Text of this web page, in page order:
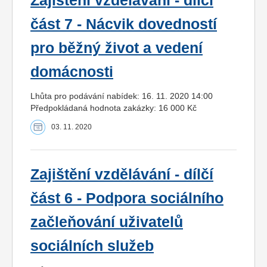
část 7 - Nácvik dovedností
pro běžný život a vedení
domácnosti
Lhůta pro podávání nabídek: 16. 11. 2020 14:00
Předpokládaná hodnota zakázky: 16 000 Kč
03. 11. 2020
Zajištění vzdělávání - dílčí
část 6 - Podpora sociálního
začleňování uživatelů
sociálních služeb